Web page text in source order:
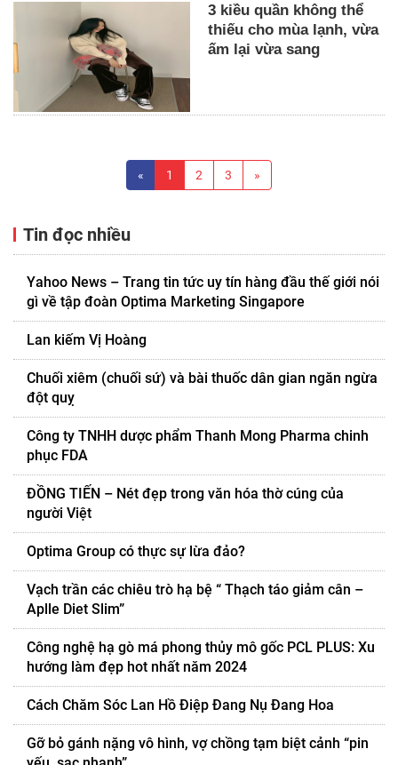
3 kiều quần không thể
thiếu cho mùa lạnh, vừa
ấm lại vừa sang
« 1 2 3 »
Tin đọc nhiều
Yahoo News – Trang tin tức uy tín hàng đầu thế giới nói
gì về tập đoàn Optima Marketing Singapore
Lan kiếm Vị Hoàng
Chuối xiêm (chuối sứ) và bài thuốc dân gian ngăn ngừa
đột quỵ
Công ty TNHH dược phẩm Thanh Mong Pharma chinh
phục FDA
ĐỒNG TIẾN – Nét đẹp trong văn hóa thờ cúng của
người Việt
Optima Group có thực sự lừa đảo?
Vạch trần các chiêu trò hạ bệ “ Thạch táo giảm cân –
Aplle Diet Slim”
Công nghệ hạ gò má phong thủy mô gốc PCL PLUS: Xu
hướng làm đẹp hot nhất năm 2024
Cách Chăm Sóc Lan Hồ Điệp Đang Nụ Đang Hoa
Gỡ bỏ gánh nặng vô hình, vợ chồng tạm biệt cảnh “pin